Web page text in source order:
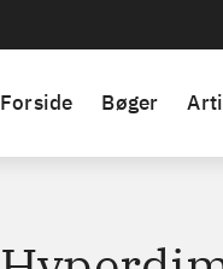
Forside Bøger